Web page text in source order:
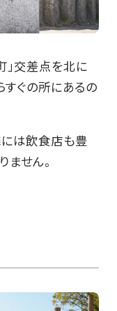
」交差点を北に
すぐの所にあるの
には飲食店も豊
せん。